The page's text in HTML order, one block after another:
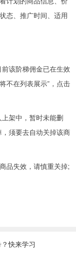
态、推广时间、适用
该阶梯佣金已在生效
不在列表展示”，点击
架中，暂时未能删
须要去自动关掉该商
品失效，请慎重关掉;
快来学习